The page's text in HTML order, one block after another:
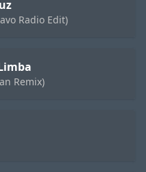
Radio Edit)
Remix)